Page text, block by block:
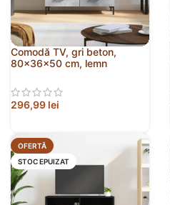
Comodă TV, gri beton,
80x36x50 cm, lemn
296,99 lei
OFERTĂ
STOC EPUIZAT